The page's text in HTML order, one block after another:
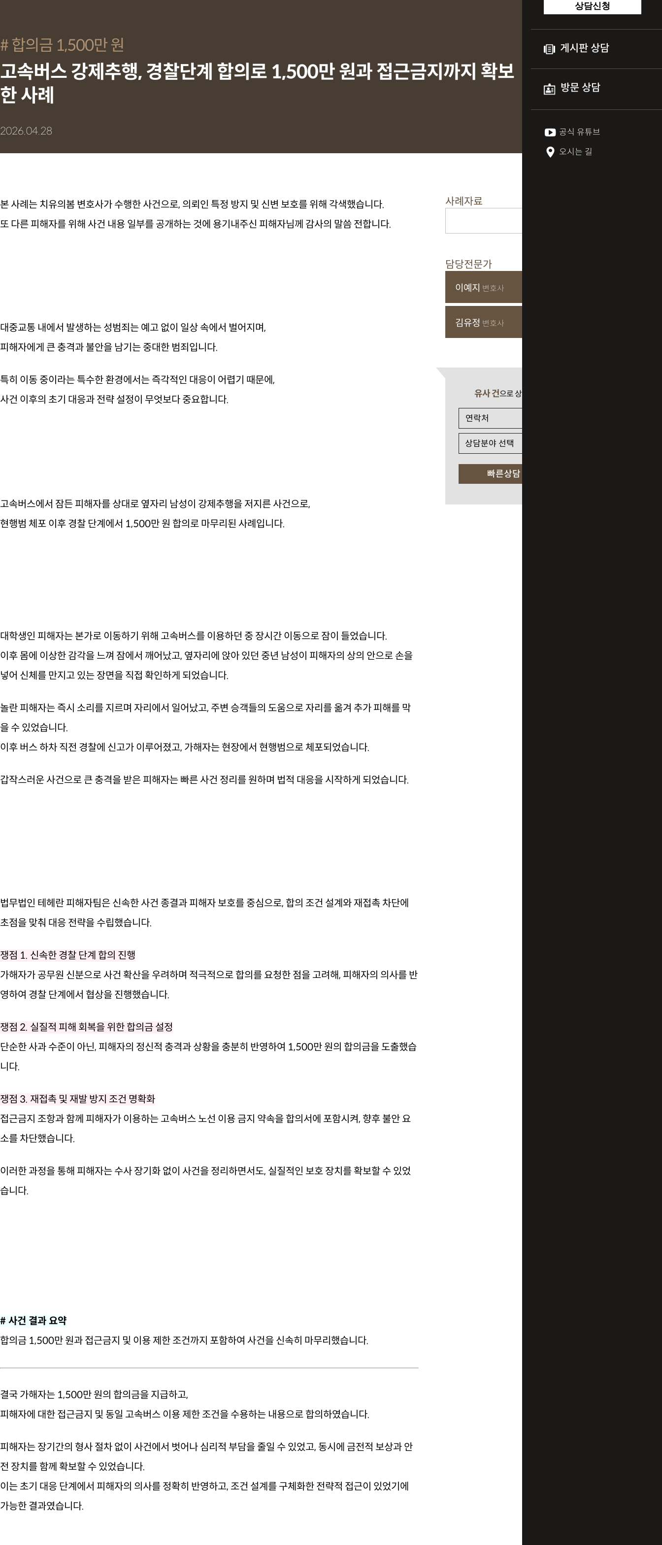
상담신청
게시판 상담
방문 상담
공식 유튜브
오시는 길
합의금 1,500만 원
고속버스 강제추행, 경찰단계 합의로 1,500만 원과 접근금지까지 확보
한 사례
2026.04.28
본 사례는 치유의봄 변호사가 수행한 사건으로, 의뢰인 특정 방지 및 신변 보호를 위해 각색했습니다.
또 다른 피해자를 위해 사건 내용 일부를 공개하는 것에 용기내주신 피해자님께 감사의 말씀 전합니다.
대중교통 내에서 발생하는 성범죄는 예고 없이 일상 속에서 벌어지며,
피해자에게 큰 충격과 불안을 남기는 중대한 범죄입니다.
특히 이동 중이라는 특수한 환경에서는 즉각적인 대응이 어렵기 때문에,
사건 이후의 초기 대응과 전략 설정이 무엇보다 중요합니다.
고속버스에서 잠든 피해자를 상대로 옆자리 남성이 강제추행을 저지른 사건으로,
현행범 체포 이후 경찰 단계에서 1,500만 원 합의로 마무리된 사례입니다.
대학생인 피해자는 본가로 이동하기 위해 고속버스를 이용하던 중 장시간 이동으로 잠이 들었습니다.
이후 몸에 이상한 감각을 느껴 잠에서 깨어났고, 옆자리에 앉아 있던 중년 남성이 피해자의 상의 안으로 손을
넣어 신체를 만지고 있는 장면을 직접 확인하게 되었습니다.
놀란 피해자는 즉시 소리를 지르며 자리에서 일어났고, 주변 승객들의 도움으로 자리를 옮겨 추가 피해를 막
을 수 있었습니다.
이후 버스 하차 직전 경찰에 신고가 이루어졌고, 가해자는 현장에서 현행범으로 체포되었습니다.
갑작스러운 사건으로 큰 충격을 받은 피해자는 빠른 사건 정리를 원하며 법적 대응을 시작하게 되었습니다.
법무법인 테헤란 피해자팀은 신속한 사건 종결과 피해자 보호를 중심으로, 합의 조건 설계와 재접촉 차단에
초점을 맞춰 대응 전략을 수립했습니다.
쟁점 1. 신속한 경찰 단계 합의 진행
가해자가 공무원 신분으로 사건 확산을 우려하며 적극적으로 합의를 요청한 점을 고려해, 피해자의 의사를 반
영하여 경찰 단계에서 협상을 진행했습니다.
쟁점 2. 실질적 피해 회복을 위한 합의금 설정
단순한 사과 수준이 아닌, 피해자의 정신적 충격과 상황을 충분히 반영하여 1,500만 원의 합의금을 도출했습
니다.
쟁점 3. 재접촉 및 재발 방지 조건 명확화
접근금지 조항과 함께 피해자가 이용하는 고속버스 노선 이용 금지 약속을 합의서에 포함시켜, 향후 불안 요
소를 차단했습니다.
이러한 과정을 통해 피해자는 수사 장기화 없이 사건을 정리하면서도, 실질적인 보호 장치를 확보할 수 있었
습니다.
# 사건 결과 요약
합의금 1,500만 원과 접근금지 및 이용 제한 조건까지 포함하여 사건을 신속히 마무리했습니다.
결국 가해자는 1,500만 원의 합의금을 지급하고,
피해자에 대한 접근금지 및 동일 고속버스 이용 제한 조건을 수용하는 내용으로 합의하였습니다.
피해자는 장기간의 형사 절차 없이 사건에서 벗어나 심리적 부담을 줄일 수 있었고, 동시에 금전적 보상과 안
전 장치를 함께 확보할 수 있었습니다.
이는 초기 대응 단계에서 피해자의 의사를 정확히 반영하고, 조건 설계를 구체화한 전략적 접근이 있었기에
가능한 결과였습니다.
사례자료
담당전문가
이예지 변호사
김유정 변호사
유사 건으로 상담 필요 시